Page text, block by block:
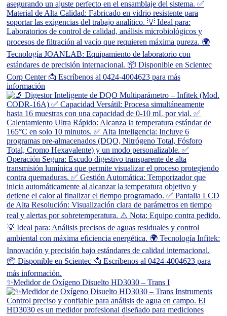
✨Medidor de Oxígeno Disuelto HD3030 – Trans I